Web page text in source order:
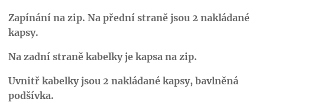
Zapínání na zip. Na přední straně jsou 2 nakládané
kapsy.
Na zadní straně kabelky je kapsa na zip.
Uvnitř kabelky jsou 2 nakládané kapsy, bavlněná
podšívka.